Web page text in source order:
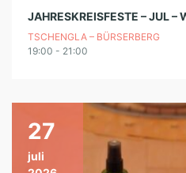
TSCHENGLA – BÜRSERBERG
19:00 - 21:00
27
juli